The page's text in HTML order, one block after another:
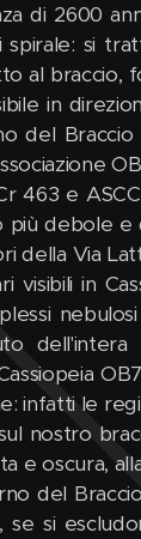
di 2600
si
al braccio,
in
del
463 e
debole e
della Via
visibili in
dell'intera
infatti le
nostro
e oscura,
del
se si